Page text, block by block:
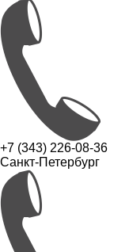
+7 (343) 226-08-36
Санкт-Петербург